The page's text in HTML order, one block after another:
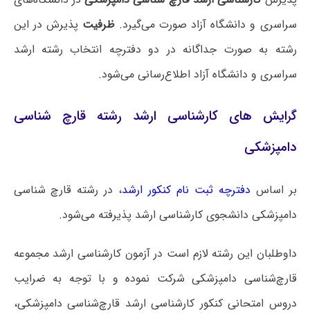
سراسری و دانشگاه آزاد صورت می‌گیرد.ظرفیت پذیرش در این
رشته به صورت جداگانه در دو دفترچه انتخاب رشته ارشد
سراسری و دانشگاه آزاد اطلاع‌رسانی می‌شود.
گرایش های کارشناسی ارشد رشته قارچ شناسی
دامپزشکی
بر اساس دفترچه ثبت نام کنکور ارشد، در رشته قارچ شناسی
دامپزشکی دانشجوی کارشناسی ارشد پذیرفته می‌شود.
داوطلبان این رشته لازم است در آزمون کارشناسی ارشد مجموعه
قارچ‌شناسی دامپزشکی شرکت نموده و با توجه به ضرایب
دروس امتحانی کنکور کارشناسی ارشد قارچ‌شناسی دامپزشکی،